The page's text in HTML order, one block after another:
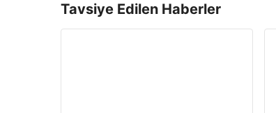
Tavsiye Edilen Haberler